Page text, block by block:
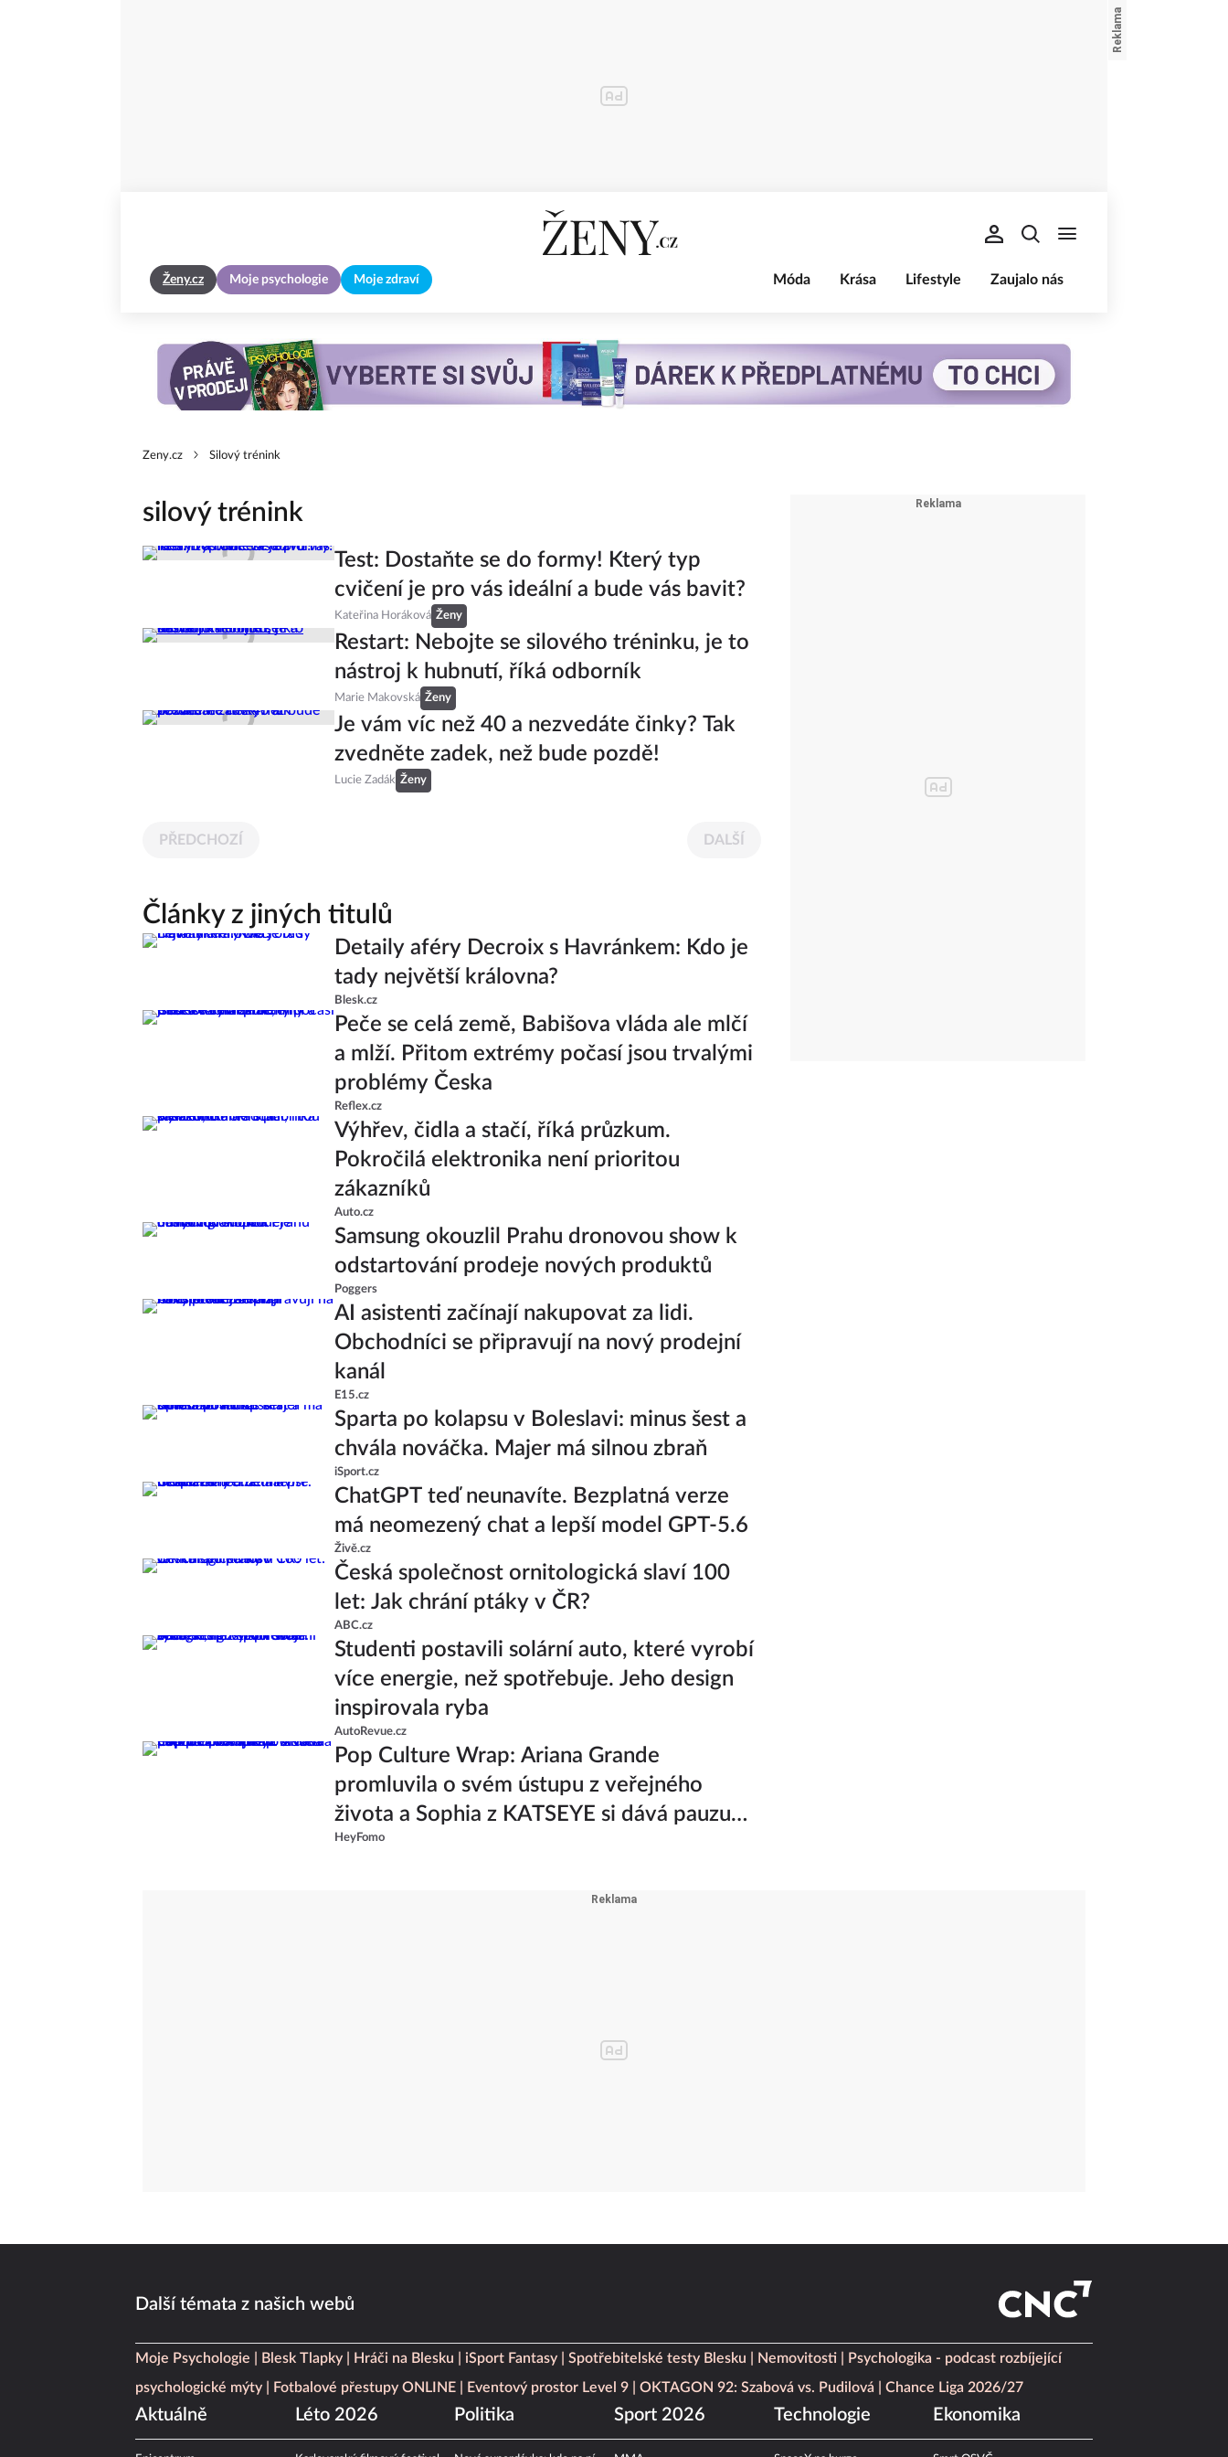
Ženy.cz Moje psychologie Moje zdraví Móda Krása Lifestyle Zaujalo nás
Zeny.cz Silový trénink
silový trénink
Test: Dostaňte se do formy! Který typ
cvičení je pro vás ideální a bude vás bavit?
Kateřina Horáková Ženy
Restart: Nebojte se silového tréninku, je to
nástroj k hubnutí, říká odborník
Marie Makovská Ženy
Je vám víc než 40 a nezvedáte činky? Tak
zvedněte zadek, než bude pozdě!
Lucie Zadák Ženy
PŘEDCHOZÍ DALŠÍ
Články z jiných titulů
Detaily aféry Decroix s Havránkem: Kdo je
tady největší královna?
Blesk.cz
Peče se celá země, Babišova vláda ale mlčí
a mlží. Přitom extrémy počasí jsou trvalými
problémy Česka
Reflex.cz
Výhřev, čidla a stačí, říká průzkum.
Pokročilá elektronika není prioritou
zákazníků
Auto.cz
Samsung okouzlil Prahu dronovou show k
odstartování prodeje nových produktů
Poggers
AI asistenti začínají nakupovat za lidi.
Obchodníci se připravují na nový prodejní
kanál
E15.cz
Sparta po kolapsu v Boleslavi: minus šest a
chvála nováčka. Majer má silnou zbraň
iSport.cz
ChatGPT teď neunavíte. Bezplatná verze
má neomezený chat a lepší model GPT-5.6
Živě.cz
Česká společnost ornitologická slaví 100
let: Jak chrání ptáky v ČR?
ABC.cz
Studenti postavili solární auto, které vyrobí
více energie, než spotřebuje. Jeho design
inspirovala ryba
AutoRevue.cz
Pop Culture Wrap: Ariana Grande
promluvila o svém ústupu z veřejného
života a Sophia z KATSEYE si dává pauzu
od skupiny
HeyFomo
Další témata z našich webů
Moje Psychologie Blesk Tlapky Hráči na Blesku iSport Fantasy Spotřebitelské testy Blesku Nemovitosti
Psychologika - podcast rozbíjející
psychologické mýty
Fotbalové přestupy ONLINE Eventový prostor Level 9 OKTAGON 92: Szabová vs. Pudilová Chance Liga 2026/27
Aktuálně Léto 2026 Politika Sport 2026 Technologie Ekonomika